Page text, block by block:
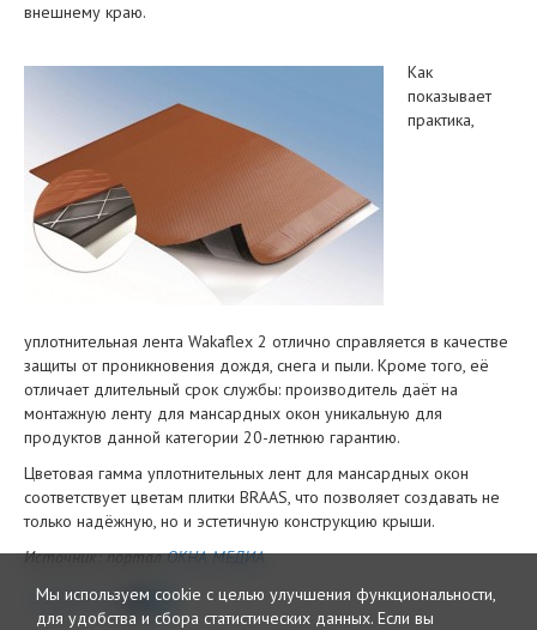
внешнему краю.
Как
показывает
практика,
уплотнительная лента Wakaflex 2 отлично справляется в качестве
защиты от проникновения дождя, снега и пыли. Кроме того, её
отличает длительный срок службы: производитель даёт на
монтажную ленту для мансардных окон уникальную для
продуктов данной категории 20-летнюю гарантию.
Цветовая гамма уплотнительных лент для мансардных окон
соответствует цветам плитки BRAAS, что позволяет создавать не
только надёжную, но и эстетичную конструкцию крыши.
Источник: порталОКНА МЕДИА
Поделиться
Мы используем cookie с целью улучшения функциональности,
для удобства и сбора статистических данных. Если вы